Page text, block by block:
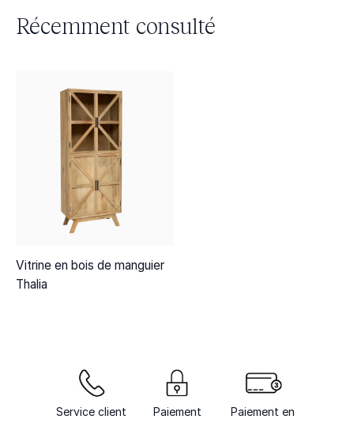
Récemment consulté
Vitrine en bois de manguier
Thalia
Service client
Paiement
Paiement en